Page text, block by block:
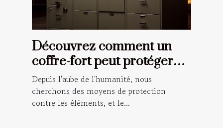
Découvrez comment un
coffre-fort peut protéger
vos documents importants
en cas d'incendie
Depuis l'aube de l'humanité, nous
cherchons des moyens de protection
contre les éléments, et le...